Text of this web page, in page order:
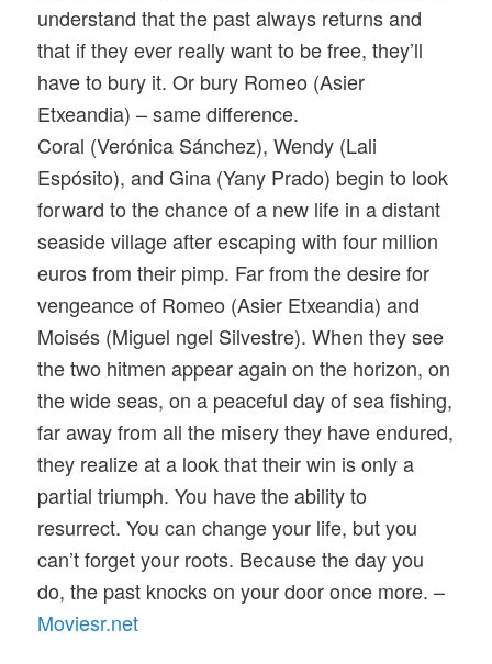
understand that the past always returns and
that if they ever really want to be free, they’ll
have to bury it. Or bury Romeo (Asier
Etxeandia) – same difference.
Coral (Verónica Sánchez), Wendy (Lali
Espósito), and Gina (Yany Prado) begin to look
forward to the chance of a new life in a distant
seaside village after escaping with four million
euros from their pimp. Far from the desire for
vengeance of Romeo (Asier Etxeandia) and
Moisés (Miguel ngel Silvestre). When they see
the two hitmen appear again on the horizon, on
the wide seas, on a peaceful day of sea fishing,
far away from all the misery they have endured,
they realize at a look that their win is only a
partial triumph. You have the ability to
resurrect. You can change your life, but you
can’t forget your roots. Because the day you
do, the past knocks on your door once more. –
Moviesr.net